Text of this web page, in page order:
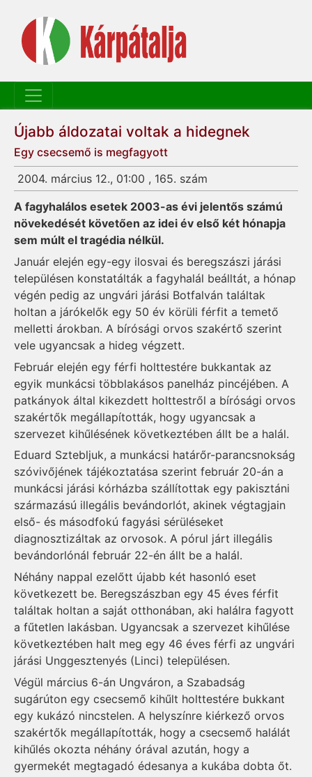
Újabb áldozatai voltak a hidegnek
Egy csecsemő is megfagyott
2004. március 12., 01:00 , 165. szám
A fagyhalálos esetek 2003-as évi jelentős számú
növekedését követően az idei év első két hónapja
sem múlt el tragédia nélkül.
Január elején egy-egy ilosvai és beregszászi járási
településen konstatálták a fagyhalál beálltát, a hónap
végén pedig az ungvári járási Botfalván találtak
holtan a járókelők egy 50 év körüli férfit a temető
melletti árok­ban. A bírósági orvos szakértő szerint
vele ugyancsak a hideg végzett.
Február elején egy férfi holttestére bukkantak az
egyik munkácsi többlakásos panelház pincéjében. A
patkányok által kikezdett holttestről a bírósági orvos
szakértők megállapították, hogy ugyancsak a
szervezet kihűlésének következtében állt be a halál.
Eduard Sztebljuk, a munkácsi határőr-parancsnokság
szóvivőjének tájékoztatása szerint február 20-án a
munkácsi járási kórházba szállítottak egy pakisztáni
származású illegális bevándorlót, akinek végtagjain
első- és másodfokú fagyási sérüléseket
diagnosztizáltak az orvosok. A pórul járt illegális
bevándorlónál február 22-én állt be a halál.
Néhány nappal ezelőtt újabb két hasonló eset
következett be. Beregszászban egy 45 éves férfit
találtak holtan a saját otthonában, aki halálra fagyott
a fűtetlen lakásban. Ugyancsak a szervezet kihűlése
következtében halt meg egy 46 éves férfi az ungvári
járási Unggesztenyés (Linci) településen.
Végül március 6-án Ungváron, a Szabadság
sugárúton egy csecsemő kihűlt holttestére bukkant
egy kukázó nincstelen. A helyszínre kiérkező orvos
szakér­tők megállapították, hogy a csecsemő halálát
kihűlés okozta néhány órával azután, hogy a
gyermekét megtagadó édesanya a kukába dobta őt.